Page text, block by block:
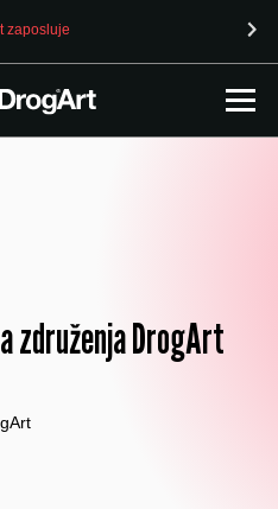
zaposluje
združenja DrogArt